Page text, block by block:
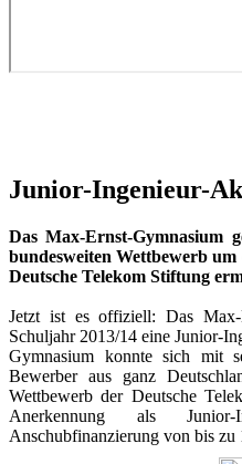
Junior-Ingenieur-
Das Max-Ernst-Gymnasium
bundesweiten Wettbewerb
Deutsche Telekom Stiftung
Jetzt ist es offiziell: Das Max-
Schuljahr 2013/14 eine Junior-
Gymnasium konnte sich mit
Bewerber aus ganz
Wettbewerb der Deutsche
Anerkennung als Junior-
Anschubfinanzierung von bis zu